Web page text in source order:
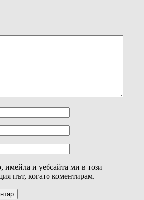
имейла и уебсайта ми в този
път, когато коментирам.